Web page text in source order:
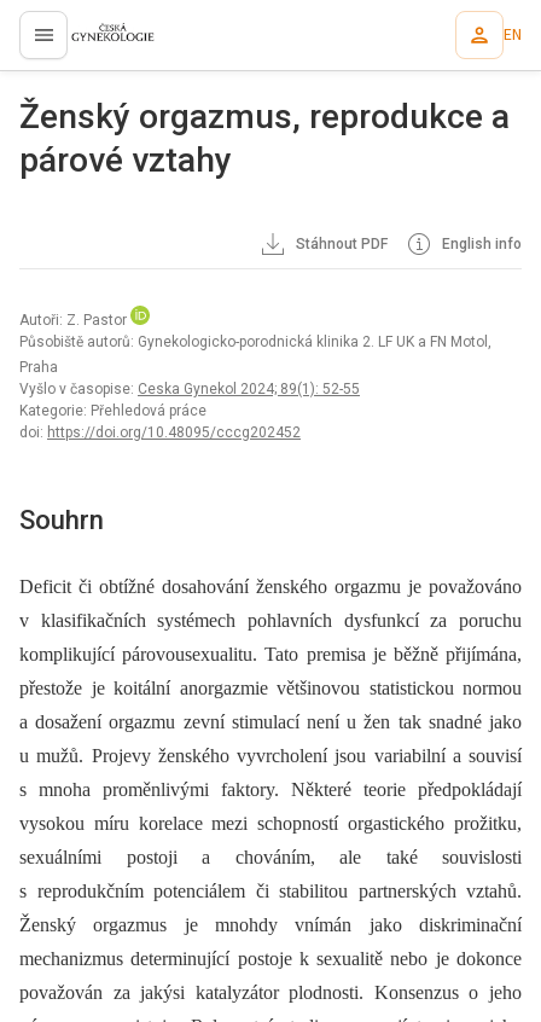
proLékaře.cz EN
Ženský orgazmus, reprodukce a
párové vztahy
Stáhnout PDF English info
Autoři: Z. Pastor
Působiště autorů: Gynekologicko-porodnická klinika 2. LF UK a FN Motol,
Praha
Vyšlo v časopise: Ceska Gynekol 2024; 89(1): 52-55
Kategorie: Přehledová práce
doi: https://doi.org/10.48095/cccg202452
Souhrn
Deficit či obtížné dosahování ženského orgazmu je považováno
v klasifikačních systémech pohlavních dysfunkcí za poruchu
komplikující párovousexualitu. Tato premisa je běžně přijímána,
přestože je koitální anorgazmie většinovou statistickou normou
a dosažení orgazmu zevní stimulací není u žen tak snadné jako
u mužů. Projevy ženského vyvrcholení jsou variabilní a souvisí
s mnoha proměnlivými faktory. Některé teorie předpokládají
vysokou míru korelace mezi schopností orgastického prožitku,
sexuálními postoji a chováním, ale také souvislosti
s reprodukčním potenciálem či stabilitou partnerských vztahů.
Ženský orgazmus je mnohdy vnímán jako diskriminační
mechanizmus determinující postoje k sexualitě nebo je dokonce
považován za jakýsi katalyzátor plodnosti. Konsenzus o jeho